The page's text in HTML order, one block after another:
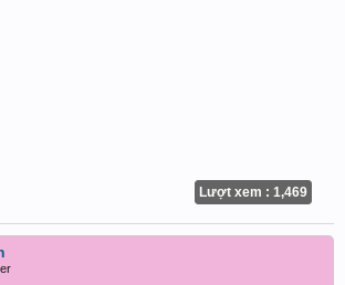
Lượt xem : 1,469